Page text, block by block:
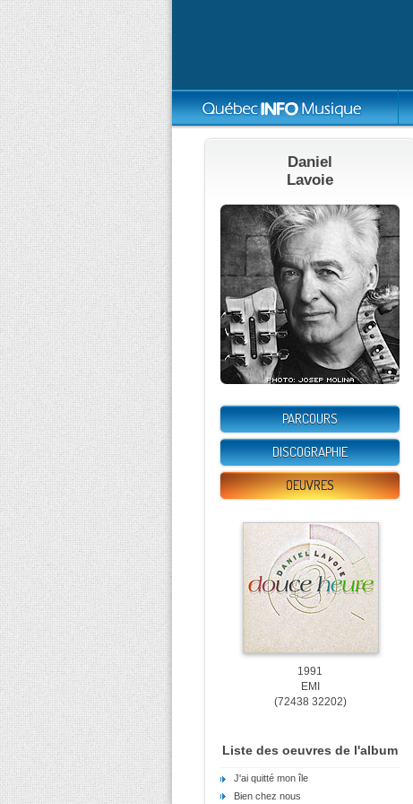
Daniel
Lavoie
PARCOURS
DISCOGRAPHIE
OEUVRES
1991
EMI
(72438 32202)
Liste des oeuvres de l'album
J'ai quitté mon île
Bien chez nous